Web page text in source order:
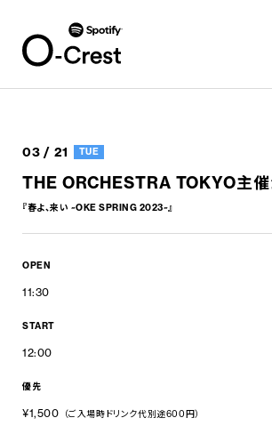
03 / 21 TUE
THE ORCHESTRA TOKYO主
『春よ、来い ~OKE SPRING 2023~』
OPEN
11:30
START
12:00
優先
¥1,500 （ご入場時ドリンク代別途600円）